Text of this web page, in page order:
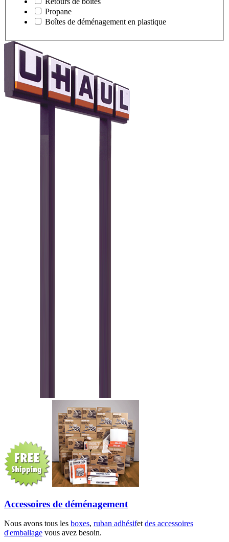
Propane
Boîtes de déménagement en plastique
Accessoires de déménagement
Nous avons tous les boxes, ruban adhésifetdes accessoires
d'emballage vous avez besoin.